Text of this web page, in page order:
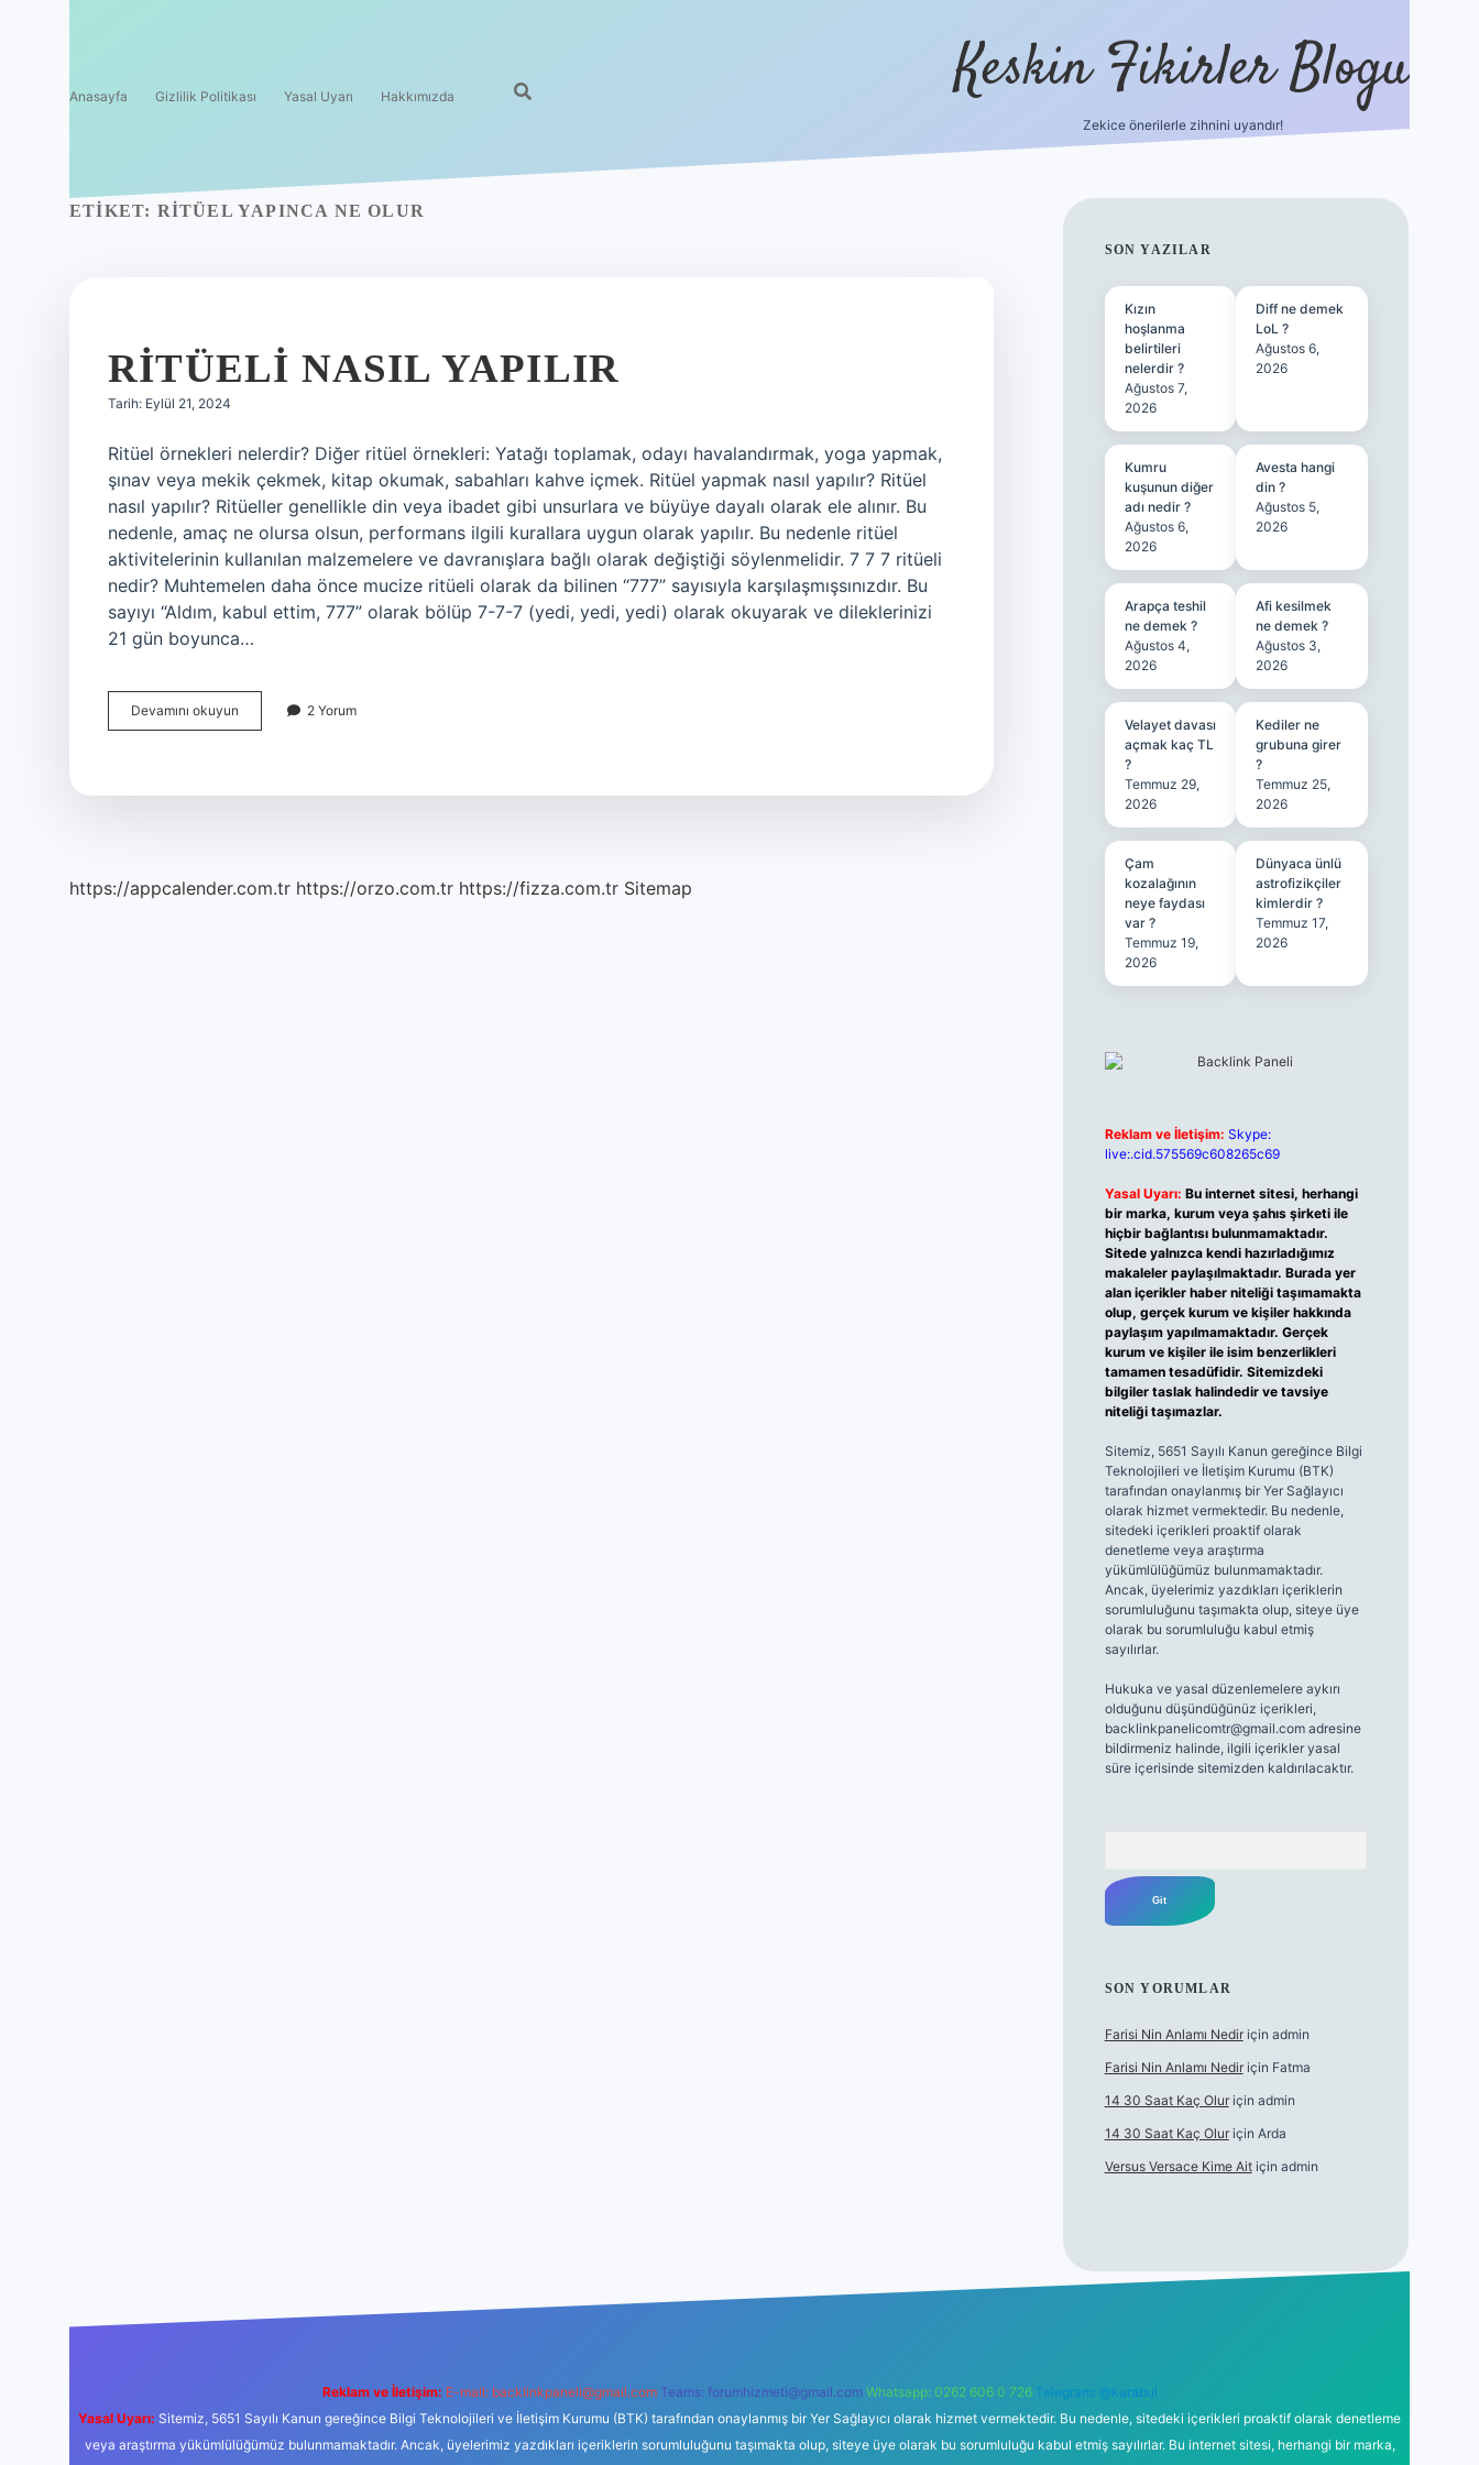
Anasayfa Gizlilik Politikası Yasal Uyarı Hakkımızda Keskin Fikirler Blogu
Zekice önerilerle zihnini uyandır!
ETIKET: RITÜEL YAPINCA NE OLUR
RITÜELI NASIL YAPILIR
Tarih: Eylül 21, 2024
Ritüel örnekleri nelerdir? Diğer ritüel örnekleri: Yatağı toplamak, odayı havalandırmak, yoga yapmak,
şınav veya mekik çekmek, kitap okumak, sabahları kahve içmek. Ritüel yapmak nasıl yapılır? Ritüel
nasıl yapılır? Ritüeller genellikle din veya ibadet gibi unsurlara ve büyüye dayalı olarak ele alınır. Bu
nedenle, amaç ne olursa olsun, performans ilgili kurallara uygun olarak yapılır. Bu nedenle ritüel
aktivitelerinin kullanılan malzemelere ve davranışlara bağlı olarak değiştiği söylenmelidir. 7 7 7 ritüeli
nedir? Muhtemelen daha önce mucize ritüeli olarak da bilinen “777” sayısıyla karşılaşmışsınızdır. Bu
sayıyı “Aldım, kabul ettim, 777” olarak bölüp 7-7-7 (yedi, yedi, yedi) olarak okuyarak ve dileklerinizi
21 gün boyunca…
Devamını okuyun
Nasıl
2 Yorum
https://appcalender.com.tr https://orzo.com.tr https://fizza.com.tr Sitemap
SIDEBAR
SON YAZILAR
Kızın
hoşlanma
belirtileri
nelerdir ?
Ağustos 7,
2026
Diff ne demek
LoL ?
Ağustos 6,
2026
Kumru
kuşunun diğer
adı nedir ?
Ağustos 6,
2026
Avesta hangi
din ?
Ağustos 5,
2026
Arapça teshil
ne demek ?
Ağustos 4,
2026
Afi kesilmek
ne demek ?
Ağustos 3,
2026
Velayet davası
açmak kaç TL
?
Temmuz 29,
2026
Kediler ne
grubuna girer
?
Temmuz 25,
2026
Çam
kozalağının
neye faydası
var ?
Temmuz 19,
2026
Dünyaca ünlü
astrofizikçiler
kimlerdir ?
Temmuz 17,
2026
Reklam ve İletişim: Skype:
live:.cid.575569c608265c69
Yasal Uyarı: Bu internet sitesi, herhangi
bir marka, kurum veya şahıs şirketi ile
hiçbir bağlantısı bulunmamaktadır.
Sitede yalnızca kendi hazırladığımız
makaleler paylaşılmaktadır. Burada yer
alan içerikler haber niteliği taşımamakta
olup, gerçek kurum ve kişiler hakkında
paylaşım yapılmamaktadır. Gerçek
kurum ve kişiler ile isim benzerlikleri
tamamen tesadüfidir. Sitemizdeki
bilgiler taslak halindedir ve tavsiye
niteliği taşımazlar.
Sitemiz, 5651 Sayılı Kanun gereğince Bilgi
Teknolojileri ve İletişim Kurumu (BTK)
tarafından onaylanmış bir Yer Sağlayıcı
olarak hizmet vermektedir. Bu nedenle,
sitedeki içerikleri proaktif olarak
denetleme veya araştırma
yükümlülüğümüz bulunmamaktadır.
Ancak, üyelerimiz yazdıkları içeriklerin
sorumluluğunu taşımakta olup, siteye üye
olarak bu sorumluluğu kabul etmiş
sayılırlar.
Hukuka ve yasal düzenlemelere aykırı
olduğunu düşündüğünüz içerikleri,
backlinkpanelicomtr@gmail.comadresine
bildirmeniz halinde, ilgili içerikler yasal
süre içerisinde sitemizden kaldırılacaktır.
SON YORUMLAR
Farisi Nin Anlamı Nediriçin admin
Farisi Nin Anlamı Nediriçin Fatma
14 30 Saat Kaç Oluriçin admin
14 30 Saat Kaç Oluriçin Arda
Versus Versace Kime Aitiçin admin
Reklam ve İletişim: E-mail: backlinkpaneli@gmail.com Teams: forumhizmeti@gmail.com Whatsapp: 0262 606 0 726 Telegram: @karabul
Yasal Uyarı: Sitemiz, 5651 Sayılı Kanun gereğince Bilgi Teknolojileri ve İletişim Kurumu (BTK) tarafından onaylanmış bir Yer Sağlayıcı olarak hizmet vermektedir. Bu nedenle, sitedeki içerikleri proaktif olarak denetleme
veya araştırma yükümlülüğümüz bulunmamaktadır. Ancak, üyelerimiz yazdıkları içeriklerin sorumluluğunu taşımakta olup, siteye üye olarak bu sorumluluğu kabul etmiş sayılırlar. Bu internet sitesi, herhangi bir marka,